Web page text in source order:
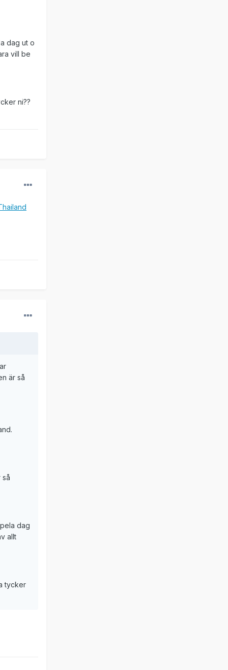
dag ut o
vill be
ni??
är så
så
dag
allt
tycker